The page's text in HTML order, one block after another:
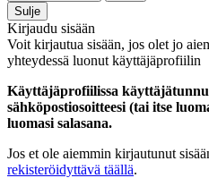
Sulje
Kirjaudu sisään
Voit kirjautua sisään, jos olet jo
yhteydessä luonut käyttäjäprofiilin
Käyttäjäprofiilissa
sähköpostiosoitteesi (tai itse
luomasi salasana.
Jos et ole aiemmin kirjautunut
rekisteröidyttävä täällä.